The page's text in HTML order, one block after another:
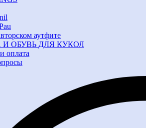
аутфите
ОБУВЬ ДЛЯ КУКОЛ
оплата